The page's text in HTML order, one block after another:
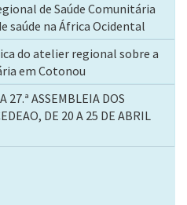
de Saúde Comunitária
saúde na África Ocidental
do atelier regional sobre a
em Cotonou
27.ª ASSEMBLEIA DOS
DE 20 A 25 DE ABRIL